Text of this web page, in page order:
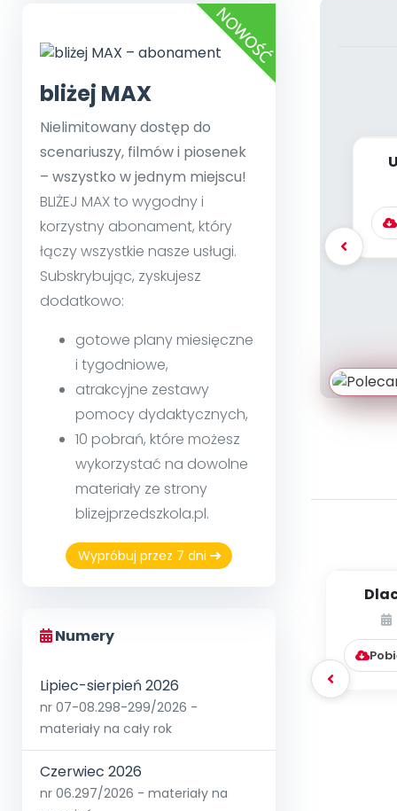
bliżej MAX
Nielimitowany dostęp do
scenariuszy, filmów i piosenek
– wszystko w jednym miejscu!
BLIŻEJ MAX to wygodny i
korzystny abonament, który
łączy wszystkie nasze usługi.
Subskrybując, zyskujesz
dodatkowo:
gotowe plany miesięczne
i tygodniowe,
atrakcyjne zestawy
pomocy dydaktycznych,
10 pobrań, które możesz
wykorzystać na dowolne
materiały ze strony
blizejprzedszkola.pl.
Wypróbuj przez 7 dni
Numery
Lipiec-sierpień 2026
nr 07-08.298-299/2026 -
materiały na cały rok
Czerwiec 2026
nr 06.297/2026 - materiały na